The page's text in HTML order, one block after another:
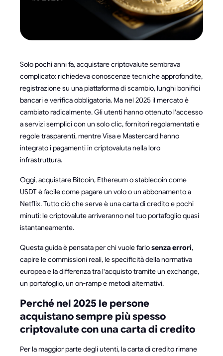
Solo pochi anni fa, acquistare criptovalute sembrava
complicato: richiedeva conoscenze tecniche approfondite,
registrazione su una piattaforma di scambio, lunghi bonifici
bancari e verifica obbligatoria. Ma nel 2025 il mercato è
cambiato radicalmente. Gli utenti hanno ottenuto l'accesso
a servizi semplici con un solo clic, fornitori regolamentati e
regole trasparenti, mentre Visa e Mastercard hanno
integrato i pagamenti in criptovaluta nella loro
infrastruttura.
Oggi, acquistare Bitcoin, Ethereum o stablecoin come
USDT è facile come pagare un volo o un abbonamento a
Netflix. Tutto ciò che serve è una carta di credito e pochi
minuti: le criptovalute arriveranno nel tuo portafoglio quasi
istantaneamente.
Questa guida è pensata per chi vuole farlosenza errori,
capire le commissioni reali, le specificità della normativa
europea e la differenza tra l'acquisto tramite un exchange,
un portafoglio, un on-ramp e metodi alternativi.
Perché nel 2025 le persone
acquistano sempre più spesso
criptovalute con una carta di credito
Per la maggior parte degli utenti, la carta di credito rimane